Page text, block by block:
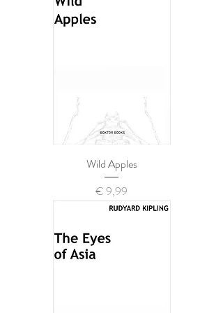
Wild Apples
Prijs
€ 9,99